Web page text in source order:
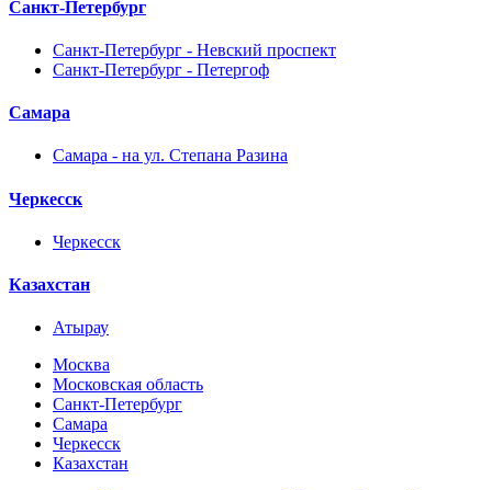
Санкт-Петербург
Санкт-Петербург - Невский проспект
Санкт-Петербург - Петергоф
Самара
Самара - на ул. Степана Разина
Черкесск
Черкесск
Казахстан
Атырау
Москва
Московская область
Санкт-Петербург
Самара
Черкесск
Казахстан